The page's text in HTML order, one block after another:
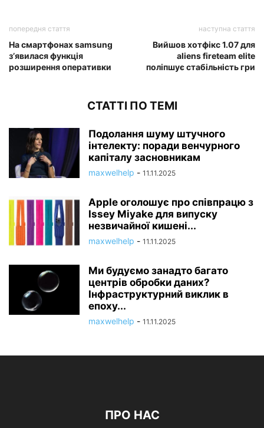
попередня стаття
На смартфонах samsung
з’явилася функція
розширення оперативки
наступна стаття
Вийшов хотфікс 1.07 для
aliens fireteam elite
поліпшує стабільність гри
СТАТТІ ПО ТЕМІ
Подолання шуму штучного
інтелекту: поради венчурного
капіталу засновникам
maxwelhelp - 11.11.2025
Apple оголошує про співпрацю з
Issey Miyake для випуску
незвичайної кишені...
maxwelhelp - 11.11.2025
Ми будуємо занадто багато
центрів обробки даних?
Інфраструктурний виклик в
епоху...
maxwelhelp - 11.11.2025
ПРО НАС